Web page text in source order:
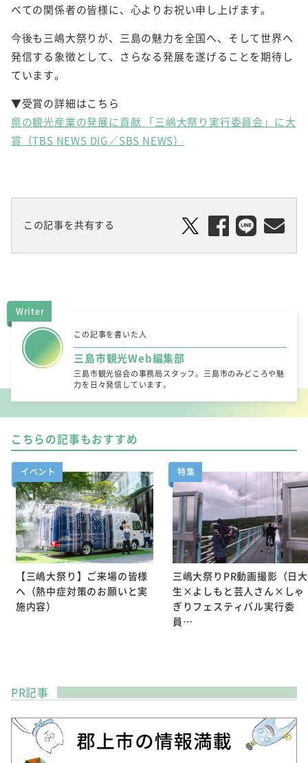
べての関係者の皆様に、心よりお祝い申し上げます。
今後も三嶋大祭りが、三島の魅力を全国へ、そして世界へ
発信する象徴として、さらなる発展を遂げることを期待し
ています。
▼受賞の詳細はこちら
県の観光産業の発展に貢献 「三嶋大祭り実行委員会」に大
賞（TBS NEWS DIG／SBS NEWS）
この記事を共有する
Writer
この記事を書いた人
三島市観光Web編集部
三島市観光協会の事務局スタッフ。三島市のみどころや魅
力を日々発信しています。
こちらの記事もおすすめ
イベント
【三嶋大祭り】ご来場の皆様
へ（熱中症対策のお願いと実
施内容）
特集
三嶋大祭りPR動画撮影（日大
生×よしもと芸人さん×しゃ
ぎりフェスティバル実行委
員…
PR記事